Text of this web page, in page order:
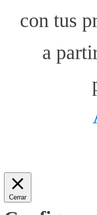
con tus
a
Cerrar